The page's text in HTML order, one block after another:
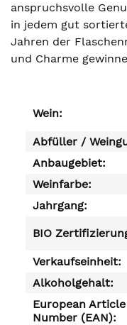
anspruchsvolle
in jedem gut
Jahren der
und Charme
Wein:
Abfüller /
Anbaugebiet:
Weinfarbe:
Jahrgang:
BIO
Verkaufseinheit:
Alkoholgehalt:
European Article
Number (EAN):